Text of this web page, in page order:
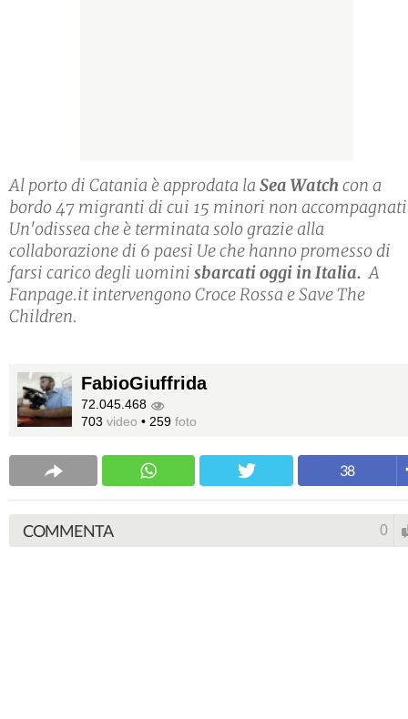
Al porto di Catania è approdata la Sea Watchcon a
bordo 47 migranti di cui 15 minori non
Un'odissea che è terminata solo grazie alla
collaborazione di 6 paesi Ue che hanno promesso di
farsi carico degli uomini sbarcati oggi in Italia.A
Fanpage.it intervengonoCroce Rossa eSave The
Children.
FabioGiuffrida
72.045.468
703 video • 259 foto
38
COMMENTA 0